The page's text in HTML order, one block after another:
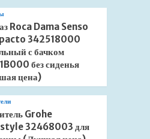
Roca Dama Senso
342518000
с бачком
без сиденья
цена)
Grohe
32468003 для